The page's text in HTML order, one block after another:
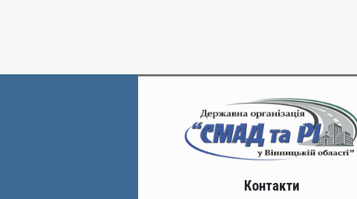
Контакти